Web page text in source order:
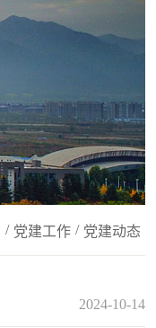
/ 党建工作 / 党建动态
2024-10-14